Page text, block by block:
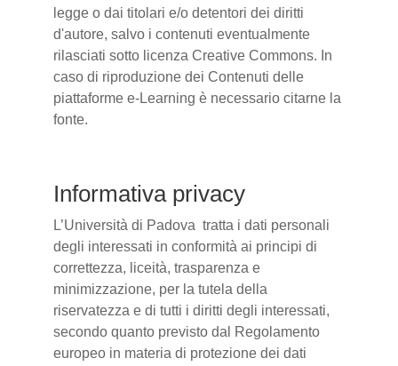
legge o dai titolari e/o detentori dei diritti
d'autore, salvo i contenuti eventualmente
rilasciati sotto licenza Creative Commons. In
caso di riproduzione dei Contenuti delle
piattaforme e-Learning è necessario citarne la
fonte.
Informativa privacy
L’Università di Padova tratta i dati personali
degli interessati in conformità ai principi di
correttezza, liceità, trasparenza e
minimizzazione, per la tutela della
riservatezza e di tutti i diritti degli interessati,
secondo quanto previsto dal Regolamento
europeo in materia di protezione dei dati